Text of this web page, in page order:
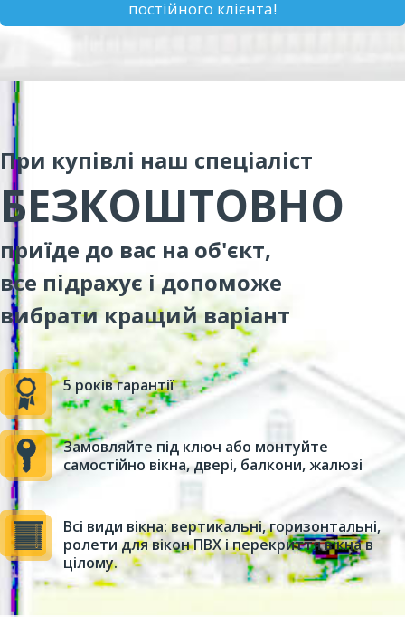
постійного клієнта!
При купівлі наш спеціаліст
БЕЗКОШТОВНО
приїде до вас на об'єкт,
все підрахує і допоможе
вибрати кращий варіант
5 років гарантії
Замовляйте під ключ або монтуйте
самостійно вікна, двері, балкони, жалюзі
Всі види вікна: вертикальні, горизонтальні,
ролети для вікон ПВХ і перекриття вікна в
цілому.